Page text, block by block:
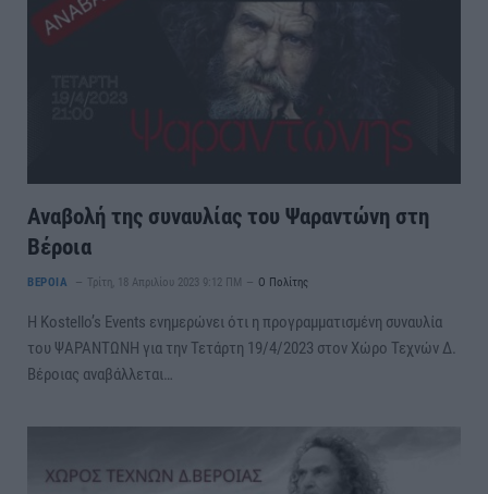
Αναβολή της συναυλίας του Ψαραντώνη στη
Βέροια
ΒΕΡΟΙΑ Τρίτη, 18 Απριλίου 2023 9:12 ΠΜ Ο Πολίτης
H Kostello’s Events ενημερώνει ότι η προγραμματισμένη συναυλία
του ΨΑΡΑΝΤΩΝΗ για την Τετάρτη 19/4/2023 στον Χώρο Τεχνών Δ.
Βέροιας αναβάλλεται…